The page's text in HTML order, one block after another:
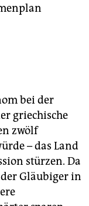
bei der
griechische
zwölf
– das Land
stürzen. Da
Gläubiger in